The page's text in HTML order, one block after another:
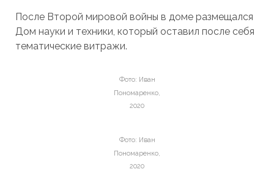
После Второй мировой войны в доме размещался
Дом науки и техники, который оставил после себя
тематические витражи.
Фото: Иван
Пономаренко,
2020
Фото: Иван
Пономаренко,
2020